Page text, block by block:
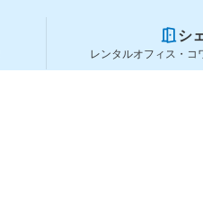
シ
レンタルオフィス・コ